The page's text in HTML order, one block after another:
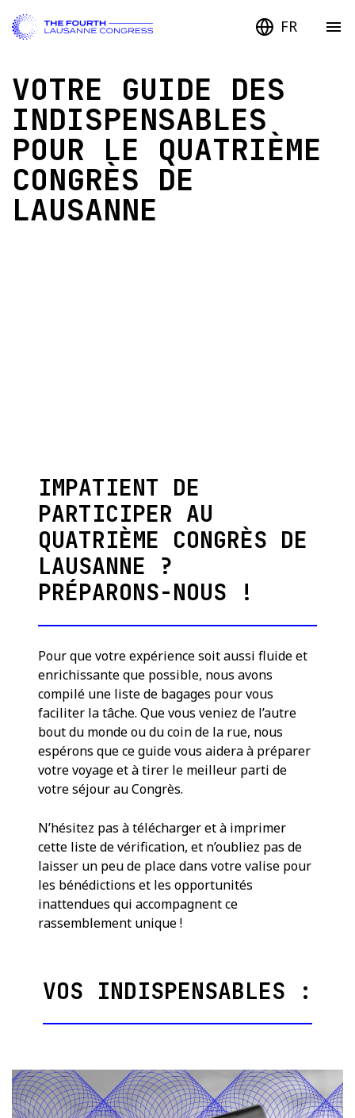
FR
VOTRE GUIDE DES
INDISPENSABLES
POUR LE QUATRIÈME
CONGRÈS DE
LAUSANNE
IMPATIENT DE
PARTICIPER AU
QUATRIÈME CONGRÈS DE
LAUSANNE ?
PRÉPARONS-NOUS !
Pour que votre expérience soit aussi fluide et
enrichissante que possible, nous avons
compilé une liste de bagages pour vous
faciliter la tâche. Que vous veniez de l’autre
bout du monde ou du coin de la rue, nous
espérons que ce guide vous aidera à préparer
votre voyage et à tirer le meilleur parti de
votre séjour au Congrès.
N’hésitez pas à télécharger et à imprimer
cette liste de vérification, et n’oubliez pas de
laisser un peu de place dans votre valise pour
les bénédictions et les opportunités
inattendues qui accompagnent ce
rassemblement unique !
VOS INDISPENSABLES :